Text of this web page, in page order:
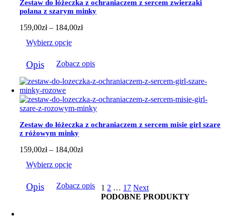
na
stronie
produktu
Zestaw do łóżeczka z ochraniaczem z sercem zwierzaki
polana z szarym minky
159,00zł – 184,00złZakres
do
Wybierz opcje
produkt
ma
wiele
wariantów.
Opcje
można
wybrać
na
stronie
produktu
Opis Zobacz opis
Zestaw do łóżeczka z ochraniaczem z sercem misie girl szare
z różowym minky
159,00zł – 184,00złZakres
do
184,00zł
Wybierz opcje
produkt
Opis Zobacz opis 1 2 … 17 Next
PODOBNE PRODUKTY